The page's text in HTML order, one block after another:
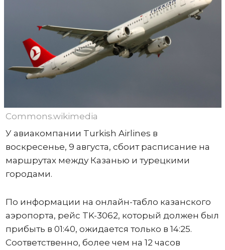
Commons.wikimedia
У авиакомпании Turkish Airlines в
воскресенье, 9 августа, сбоит расписание на
маршрутах между Казанью и турецкими
городами.
По информации на онлайн-табло казанского
аэропорта, рейс TK-3062, который должен был
прибыть в 01:40, ожидается только в 14:25.
Соответственно, более чем на 12 часов